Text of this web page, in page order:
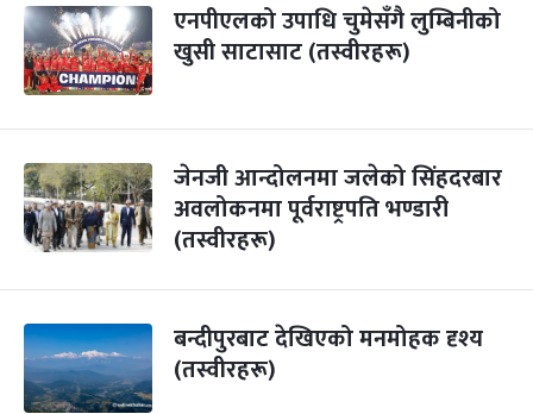
एनपीएलको उपाधि चुमेसँगै लुम्बिनीको
खुसी साटासाट (तस्वीरहरू)
जेनजी आन्दोलनमा जलेको सिंहदरबार
अवलोकनमा पूर्वराष्ट्रपति भण्डारी
(तस्वीरहरू)
बन्दीपुरबाट देखिएको मनमोहक दृश्य
(तस्वीरहरू)